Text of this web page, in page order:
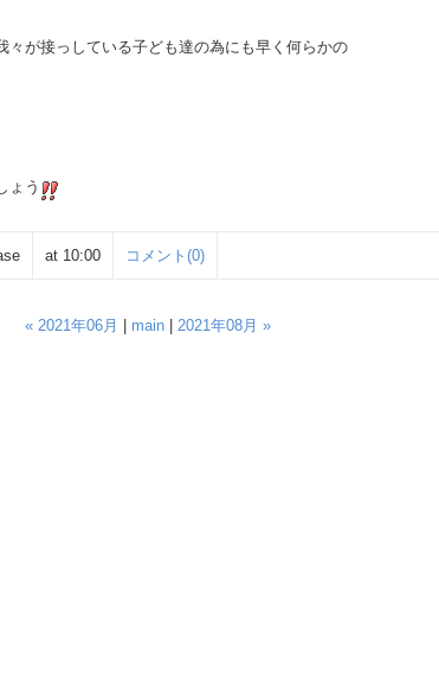
々が接っしている子ども達の為にも早く何らかの
ょう
at 10:00 コメント(0)
« 2021年06月 main| 2021年08月 »